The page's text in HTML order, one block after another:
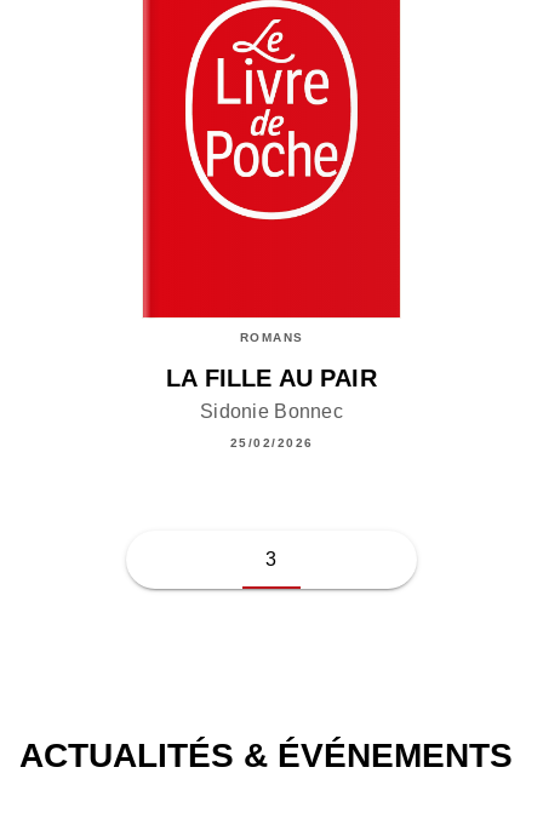
ROMANS
LA FILLE AU PAIR
Sidonie Bonnec
25/02/2026
3
ACTUALITÉS & ÉVÉNEMENTS